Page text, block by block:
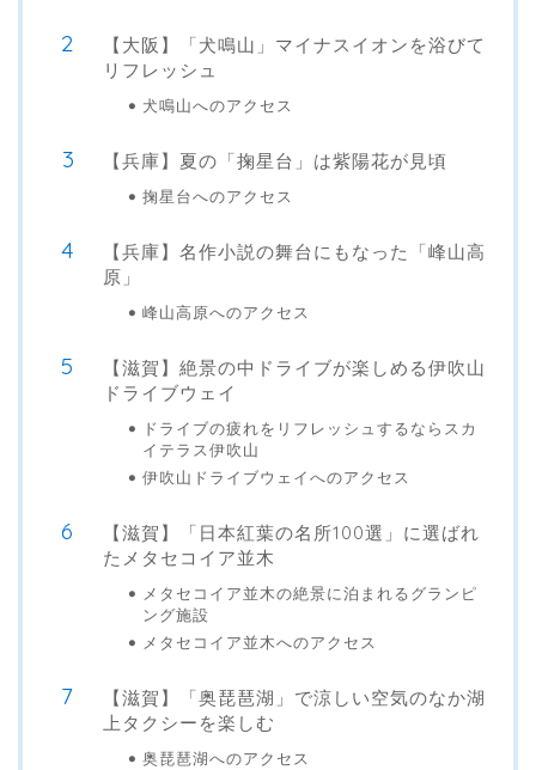
【大阪】「犬鳴山」マイナスイオンを浴びて
リフレッシュ
犬鳴山へのアクセス
【兵庫】夏の「掬星台」は紫陽花が見頃
掬星台へのアクセス
【兵庫】名作小説の舞台にもなった「峰山高
原」
峰山高原へのアクセス
【滋賀】絶景の中ドライブが楽しめる伊吹山
ドライブウェイ
ドライブの疲れをリフレッシュするならスカ
イテラス伊吹山
伊吹山ドライブウェイへのアクセス
【滋賀】「日本紅葉の名所100選」に選ばれ
たメタセコイア並木
メタセコイア並木の絶景に泊まれるグランピ
ング施設
メタセコイア並木へのアクセス
【滋賀】「奥琵琶湖」で涼しい空気のなか湖
上タクシーを楽しむ
奥琵琶湖へのアクセス